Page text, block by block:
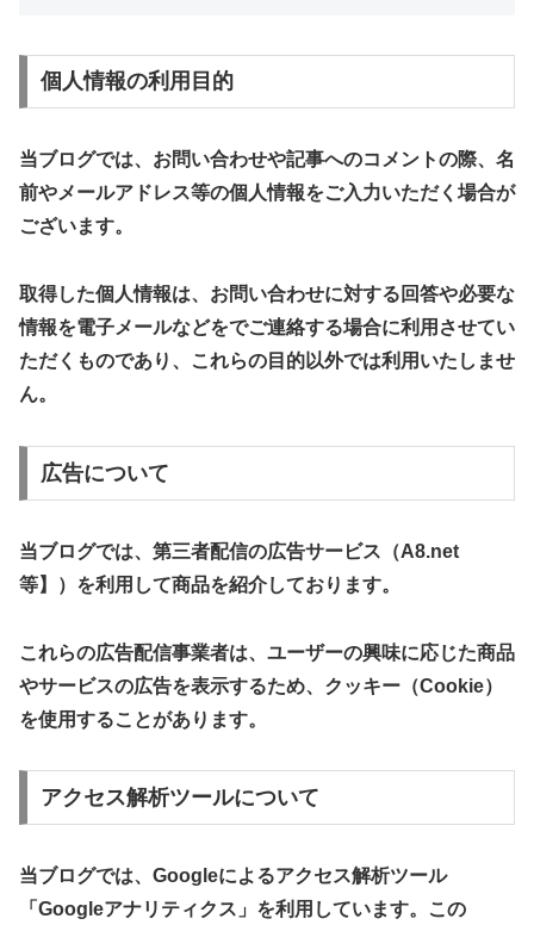
​個人情報の利用目的
​当ブログでは、お問い合わせや記事へのコメントの際、名
前やメールアドレス等の個人情報をご入力いただく場合が
ございます。
取得した個人情報は、お問い合わせに対する回答や必要な
情報を電子メールなどをでご連絡する場合に利用させてい
ただくものであり、これらの目的以外では利用いたしませ
ん。
​広告について
​当ブログでは、第三者配信の広告サービス（A8.net
等】）を利用して商品を紹介しております。
これらの広告配信事業者は、ユーザーの興味に応じた商品
やサービスの広告を表示するため、クッキー（Cookie）
を使用することがあります。
​アクセス解析ツールについて
​当ブログでは、Googleによるアクセス解析ツール
「Googleアナリティクス」を利用しています。この